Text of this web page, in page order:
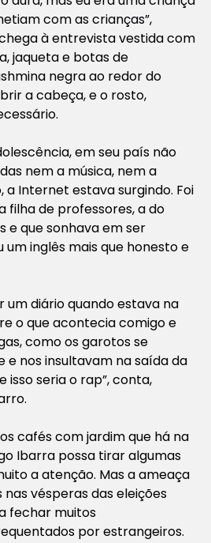
com as crianças”,
à entrevista vestida com
jaqueta e botas de
negra ao redor do
a cabeça, e o rosto,
em seu país não
nem a música, nem a
a Internet estava surgindo. Foi
filha de professores, a do
e que sonhava em ser
inglês mais que honesto e
um diário quando estava na
o que acontecia comigo e
como os garotos se
nos insultavam na saída da
isso seria o rap”, conta,
cafés com jardim que há na
Ibarra possa tirar algumas
a atenção. Mas a ameaça
vésperas das eleições
fechar muitos
por estrangeiros.